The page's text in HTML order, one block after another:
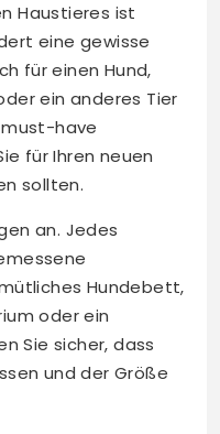
Haustieres ist
eine gewisse
für einen Hund,
ein anderes Tier
have
für Ihren neuen
sollten.
an. Jedes
Hundebett,
oder ein
Sie sicher, dass
und der Größe